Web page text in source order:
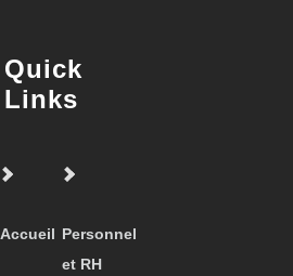
Quick
Links
Accueil Personnel
et RH